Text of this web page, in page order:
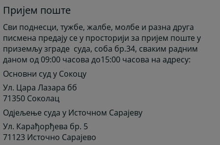
Пријем поште
Сви поднесци, тужбе, жалбе, молбе и разна друга
писмена предају се у просторији за пријем поште у
приземљу зграде суда, соба бр.34, сваким радним
даном од 09:00 часова до15:00 часова на адресу:
Основни суд у Сокоцу
Ул. Цара Лазара бб
71350 Соколац
Одјељење суда у Источном Сарајеву
Ул. Карађорђева бр. 5
71123 Источно Сарајево